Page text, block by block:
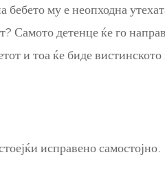
му е неопходна
Самото детенце ќе го
и тоа ќе биде
исправено самостојно.